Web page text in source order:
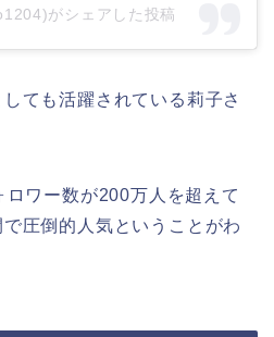
がシェアした投稿
ても活躍されている莉子さ
ワー数が200万人を超えて
圧倒的人気ということがわ